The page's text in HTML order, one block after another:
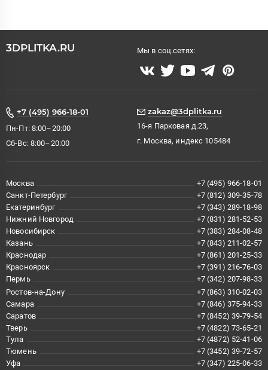
3DPLITKA.RU Мы в соц.сетях:
+7 (495) 966-18-01
Пн-Пт: 8:00–20:00
Сб-Вс: 8:00–20:00
zakaz@3dplitka.ru
16-я Парковая д.23,
г. Москва, индекс 105484
Москва
+7 (495) 966-18-01
Санкт-Петербург
+7 (812) 309-35-78
Екатеринбург
+7 (343) 289-18-98
Нижний Новгород
+7 (831) 281-52-53
Новосибирск
+7 (383) 284-08-48
Казань
+7 (843) 211-02-57
Краснодар
+7 (861) 201-25-33
Красноярск
+7 (391) 216-76-03
Пермь
+7 (342) 207-98-33
Ростов-на-Дону
+7 (863) 310-02-03
Самара
+7 (846) 375-94-33
Саратов
+7 (8452) 39-79-54
Тверь
+7 (4822) 73-65-21
Тула
+7 (4872) 52-41-06
Тюмень
+7 (3452) 39-72-57
Уфа
+7 (347) 225-06-33